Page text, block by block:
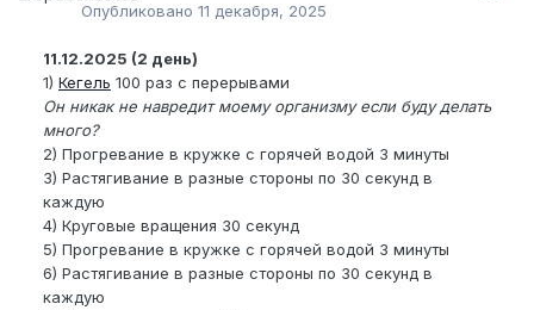
Опубликовано 11 декабря, 2025
11.12.2025 (2 день)
1) Кегель 100 раз с перерывами
Он никак не навредит моему организму если буду делать
много?
2) Прогревание в кружке с горячей водой 3 минуты
3) Растягивание в разные стороны по 30 секунд в
каждую
4) Круговые вращения 30 секунд
5) Прогревание в кружке с горячей водой 3 минуты
6) Растягивание в разные стороны по 30 секунд в
каждую